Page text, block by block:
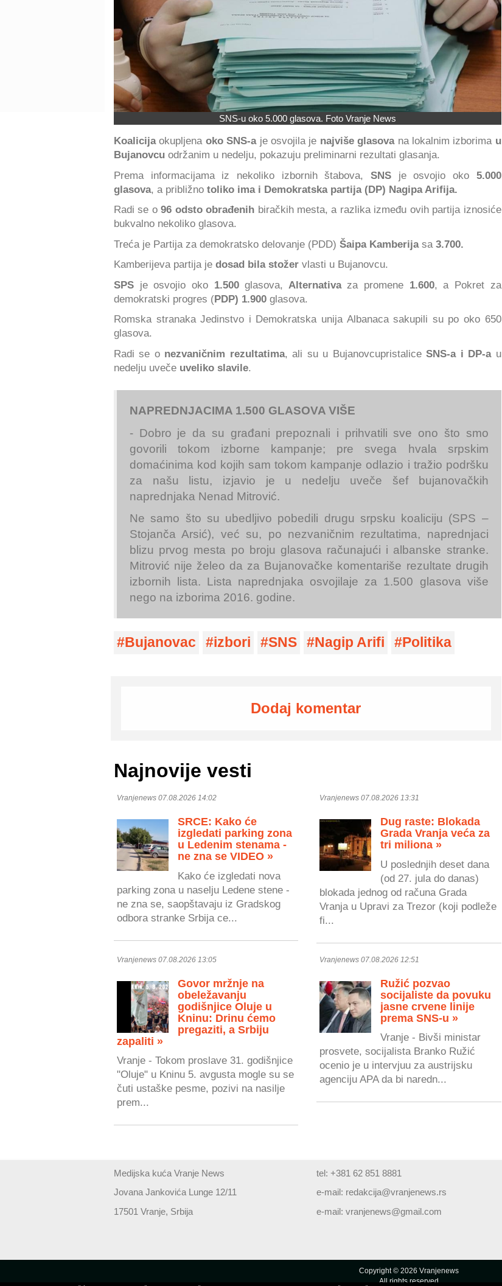
SNS-u oko 5.000 glasova. Foto Vranje News
Koalicijaokupljena oko SNS-a je osvojila je najviše glasovana lokalnim izborima u
Bujanovcu održanim u nedelju, pokazuju preliminarni rezultati glasanja.
Prema informacijama iz nekoliko izbornih štabova, SNS je osvojio oko 5.000
glasova, a približno toliko ima i Demokratska partija (DP) Nagipa Arifija.
Radi se o96 odsto obrađenih biračkih mesta, a razlika između ovih partija iznosiće
bukvalno nekoliko glasova.
Treća je Partija za demokratsko delovanje (PDD) Šaipa Kamberijasa 3.700.
Kamberijeva partija je dosad bila stožer vlasti u Bujanovcu.
SPS je osvojio oko 1.500glasova, Alternativaza promene 1.600, a Pokret za
demokratski progres (PDP) 1.900 glasova.
Romska stranaka Jedinstvo i Demokratska unija Albanaca sakupili su po oko 650
glasova.
Radi se o nezvaničnim rezultatima, ali su u BujanovcupristaliceSNS-a i DP-au
nedelju uveče uveliko slavile.
NAPREDNJACIMA 1.500 GLASOVA VIŠE
- Dobro je da su građani prepoznali i prihvatili sve ono što smo
govorili tokom izborne kampanje; pre svega hvala srpskim
domaćinima kod kojih sam tokom kampanje odlazio i tražio podršku
za našu listu, izjavio je u nedelju uveče šef bujanovačkih
naprednjaka Nenad Mitrović.
Ne samo što su ubedljivo pobedili drugu srpsku koaliciju (SPS –
Stojanča Arsić), već su, po nezvaničnim rezultatima, naprednjaci
blizu prvog mesta po broju glasova računajući i albanske stranke.
Mitrović nije želeo da za Bujanovačke komentariše rezultate drugih
izbornih lista. Lista naprednjaka osvojilaje za 1.500 glasova više
nego na izborima 2016. godine.
Bujanovac izbori SNS Nagip Arifi Politika
Dodaj komentar
Najnovije vesti
Vranjenews 07.08.2026 14:02
SRCE: Kako će
izgledati parking zona
u Ledenim stenama -
ne zna se VIDEO »
Kako će izgledati nova
parking zona u naselju Ledene stene -
ne zna se, saopštavaju iz Gradskog
odbora stranke Srbija ce...
Vranjenews 07.08.2026 13:31
Dug raste: Blokada
Grada Vranja veća za
tri miliona »
U poslednjih deset dana
(od 27. jula do danas)
blokada jednog od računa Grada
Vranja u Upravi za Trezor (koji podleže
fi...
Vranjenews 07.08.2026 13:05
Govor mržnje na
obeležavanju
godišnjice Oluje u
Kninu: Drinu ćemo
pregaziti, a Srbiju
zapaliti »
Vranje - Tokom proslave 31. godišnjice
"Oluje" u Kninu 5. avgusta mogle su se
čuti ustaške pesme, pozivi na nasilje
prem...
Vranjenews 07.08.2026 12:51
Ružić pozvao
socijaliste da povuku
jasne crvene linije
prema SNS-u »
Vranje - Bivši ministar
prosvete, socijalista Branko Ružić
ocenio je u intervjuu za austrijsku
agenciju APA da bi naredn...
Medijska kuća Vranje News
Jovana Jankovića Lunge 12/11
17501 Vranje, Srbija
tel: +381 62 851 8881
e-mail: redakcija@vranjenews.rs
e-mail:vranjenews@gmail.com
Copyright © 2026 Vranjenews
All rights reserved